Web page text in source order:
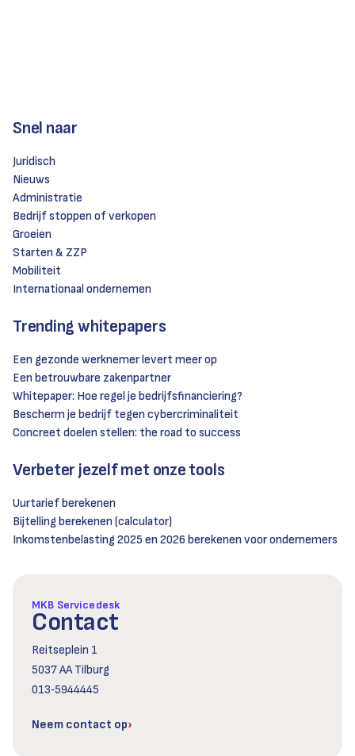
Snel naar
Juridisch
Nieuws
Administratie
Bedrijf stoppen of verkopen
Groeien
Starten & ZZP
Mobiliteit
Internationaal ondernemen
Trending whitepapers
Een gezonde werknemer levert meer op
Een betrouwbare zakenpartner
Whitepaper: Hoe regel je bedrijfsfinanciering?
Bescherm je bedrijf tegen cybercriminaliteit
Concreet doelen stellen: the road to success
Verbeter jezelf met onze tools
Uurtarief berekenen
Bijtelling berekenen (calculator)
Inkomstenbelasting 2025 en 2026 berekenen voor ondernemers
MKB Servicedesk
Contact
Reitseplein 1
5037 AA Tilburg
013‑5944445
Neem contact op